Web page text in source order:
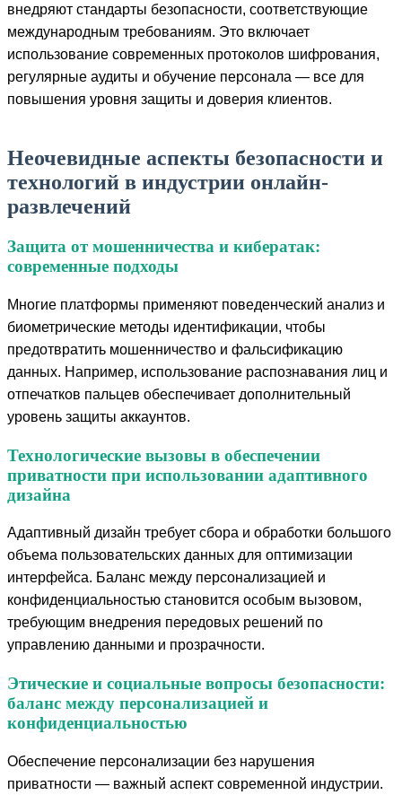
внедряют стандарты безопасности, соответствующие
международным требованиям. Это включает
использование современных протоколов шифрования,
регулярные аудиты и обучение персонала — все для
повышения уровня защиты и доверия клиентов.
Неочевидные аспекты безопасности и
технологий в индустрии онлайн-
развлечений
Защита от мошенничества и кибератак:
современные подходы
Многие платформы применяют поведенческий анализ и
биометрические методы идентификации, чтобы
предотвратить мошенничество и фальсификацию
данных. Например, использование распознавания лиц и
отпечатков пальцев обеспечивает дополнительный
уровень защиты аккаунтов.
Технологические вызовы в обеспечении
приватности при использовании адаптивного
дизайна
Адаптивный дизайн требует сбора и обработки большого
объема пользовательских данных для оптимизации
интерфейса. Баланс между персонализацией и
конфиденциальностью становится особым вызовом,
требующим внедрения передовых решений по
управлению данными и прозрачности.
Этические и социальные вопросы безопасности:
баланс между персонализацией и
конфиденциальностью
Обеспечение персонализации без нарушения
приватности — важный аспект современной индустрии.